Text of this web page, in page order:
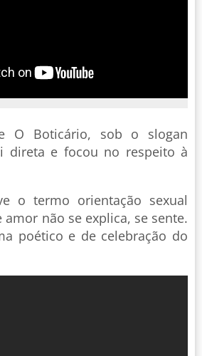
O Boticário, sob o slogan
direta e focou no respeito à
o termo orientação sexual
não se explica, se sente.
poético e de celebração do